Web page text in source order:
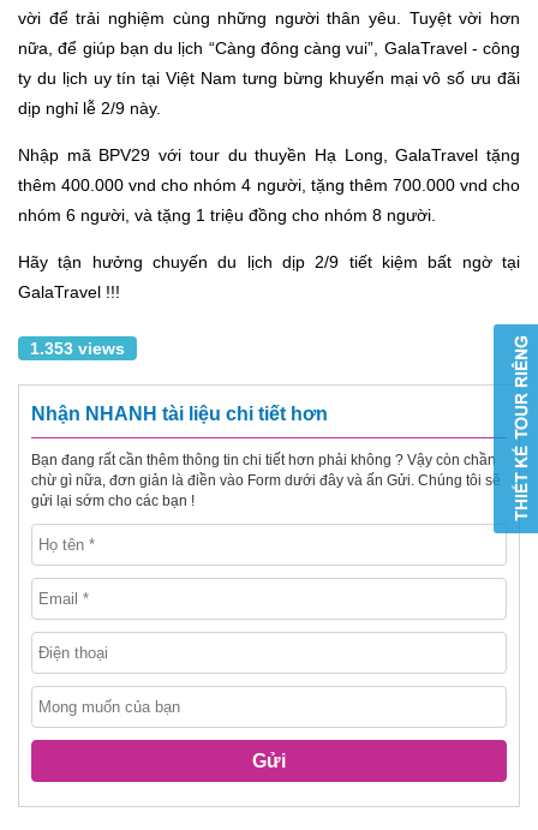
vời để trải nghiệm cùng những người thân yêu. Tuyệt vời hơn
nữa, để giúp bạn du lịch “Càng đông càng vui”, GalaTravel - công
ty du lịch uy tín tại Việt Nam tưng bừng khuyến mại vô số ưu đãi
dịp nghỉ lễ 2/9 này.
Nhập mã BPV29 với tour du thuyền Hạ Long, GalaTravel tặng
thêm 400.000 vnd cho nhóm 4 người, tặng thêm 700.000 vnd cho
nhóm 6 người, và tặng 1 triệu đồng cho nhóm 8 người.
Hãy tận hưởng chuyến du lịch dịp 2/9 tiết kiệm bất ngờ tại
GalaTravel !!!
1.353 views
Nhận NHANH tài liệu chi tiết hơn
Bạn đang rất cần thêm thông tin chi tiết hơn phải không ? Vậy còn chần
chừ gì nữa, đơn giản là điền vào Form dưới đây và ấn Gửi. Chúng tôi sẽ
gửi lại sớm cho các bạn !
Gửi